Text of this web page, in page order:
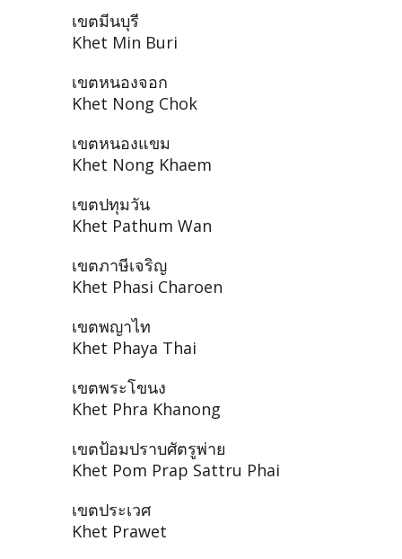
เขตมีนบุรี
Khet Min Buri
เขตหนองจอก
Khet Nong Chok
เขตหนองแขม
Khet Nong Khaem
เขตปทุมวัน
Khet Pathum Wan
เขตภาษีเจริญ
Khet Phasi Charoen
เขตพญาไท
Khet Phaya Thai
เขตพระโขนง
Khet Phra Khanong
เขตป้อมปราบศัตรูพ่าย
Khet Pom Prap Sattru Phai
เขตประเวศ
Khet Prawet